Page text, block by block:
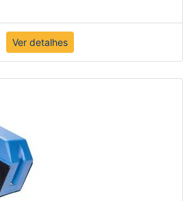
Ver detalhes